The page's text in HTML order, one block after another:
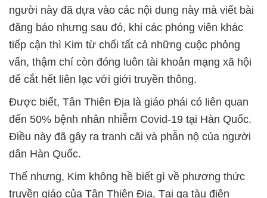
người này đã dựa vào các nội dung này mà viết bài
đăng báo nhưng sau đó, khi các phóng viên khác
tiếp cận thì Kim từ chối tất cả những cuộc phỏng
vấn, thậm chí còn đóng luôn tài khoản mạng xã hội
để cắt hết liên lạc với giới truyền thông.
Được biết, Tân Thiên Địa là giáo phái có liên quan
đến 50% bệnh nhân nhiễm Covid-19 tại Hàn Quốc.
Điều này đã gây ra tranh cãi và phẫn nộ của người
dân Hàn Quốc.
Thế nhưng, Kim không hề biết gì về phương thức
truyền giáo của Tân Thiên Địa. Tại ga tàu điện